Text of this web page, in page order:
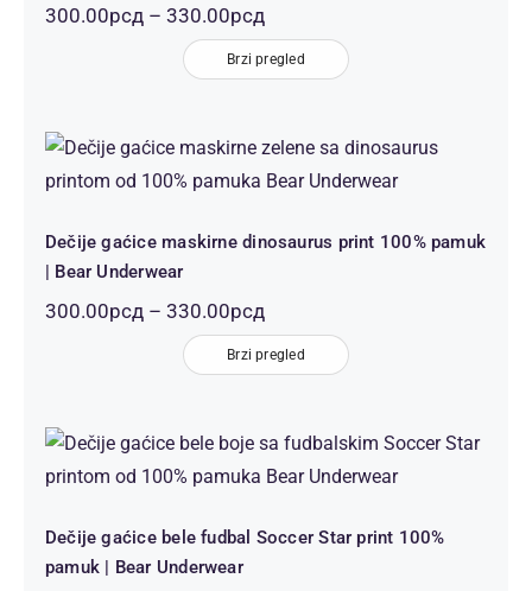
300.00рсд – 330.00рсдРаспон
цена:
од
300.00рсд
Brzi pregled
Dečije gaćice maskirne dinosaurus
print 100% pamuk | Bear
Underwear
Dečije gaćice maskirne dinosaurus print 100% pamuk
| Bear Underwear
300.00рсд – 330.00рсдРаспон
цена:
од
300.00рсд
Brzi pregled
Dečije gaćice bele fudbal Soccer
Star print 100% pamuk | Bear
Underwear
Dečije gaćice bele fudbal Soccer Star print 100%
pamuk | Bear Underwear